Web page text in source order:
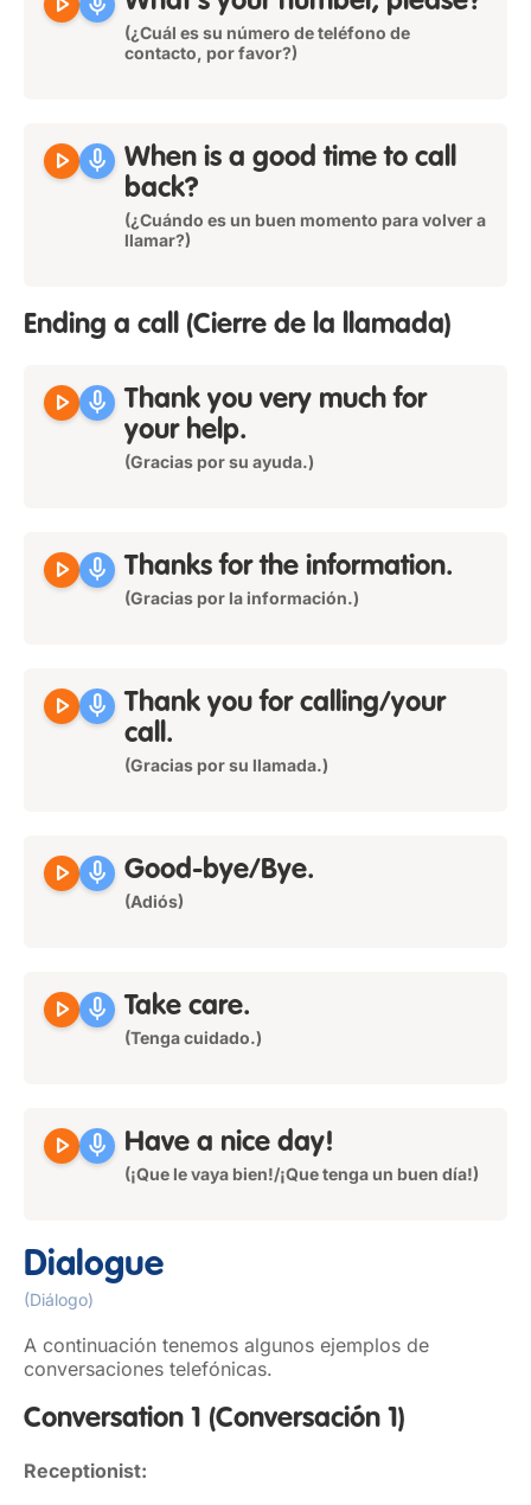
(¿Cuál es su número de teléfono de
contacto, por favor?)
play_arrow mic When is a good time to call
back?
(¿Cuándo es un buen momento para volver a
llamar?)
Ending a call (Cierre de la llamada)
play_arrow mic Thank you very much for
your help.
(Gracias por su ayuda.)
play_arrow mic Thanks for the information.
(Gracias por la información.)
play_arrow mic Thank you for calling/your
call.
(Gracias por su llamada.)
play_arrow mic Good-bye/Bye.
(Adiós)
play_arrow mic Take care.
(Tenga cuidado.)
play_arrow mic Have a nice day!
(¡Que le vaya bien!/¡Que tenga un buen día!)
Dialogue
(Diálogo)
A continuación tenemos algunos ejemplos de
conversaciones telefónicas.
Conversation 1 (Conversación 1)
Receptionist: